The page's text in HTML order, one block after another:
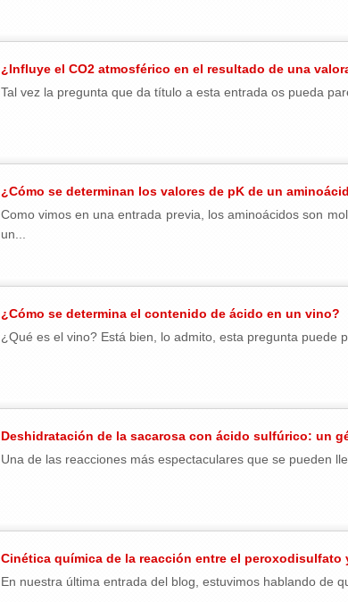
¿Influye el CO2 atmosférico en el resultado de una
Tal vez la pregunta que da título a esta entrada os pueda
¿Cómo se determinan los valores de pK de un
Como vimos en una entrada previa, los aminoácidos son
un...
¿Cómo se determina el contenido de ácido en un vino?
¿Qué es el vino? Está bien, lo admito, esta pregunta puede
Deshidratación de la sacarosa con ácido sulfúrico: un
Una de las reacciones más espectaculares que se pueden
Cinética química de la reacción entre el peroxodisulfato
En nuestra última entrada del blog, estuvimos hablando de